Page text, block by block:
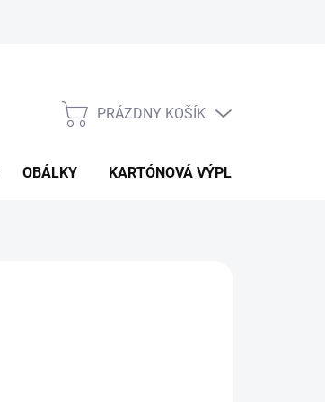
NÁKUPNÝ
PRÁZDNY KOŠÍK
OBÁLKY KARTÓNOVÁ VÝPLŇ